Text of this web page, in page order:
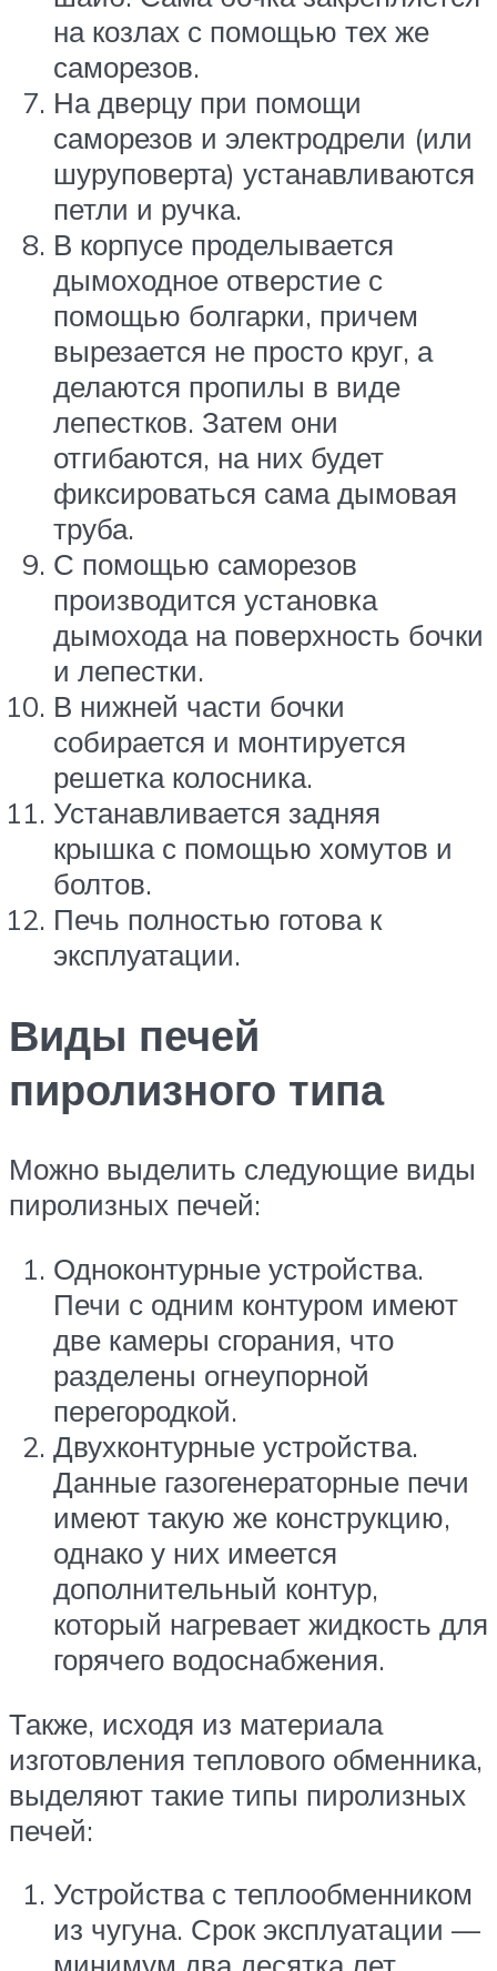
на козлах с помощью тех же
саморезов.
На дверцу при помощи
саморезов и электродрели (или
шуруповерта) устанавливаются
петли и ручка.
В корпусе проделывается
дымоходное отверстие с
помощью болгарки, причем
вырезается не просто круг, а
делаются пропилы в виде
лепестков. Затем они
отгибаются, на них будет
фиксироваться сама дымовая
труба.
С помощью саморезов
производится установка
дымохода на поверхность бочки
и лепестки.
В нижней части бочки
собирается и монтируется
решетка колосника.
Устанавливается задняя
крышка с помощью хомутов и
болтов.
Печь полностью готова к
эксплуатации.
Виды печей
пиролизного типа
Можно выделить следующие виды
пиролизных печей:
Одноконтурные устройства.
Печи с одним контуром имеют
две камеры сгорания, что
разделены огнеупорной
перегородкой.
Двухконтурные устройства.
Данные газогенераторные печи
имеют такую же конструкцию,
однако у них имеется
дополнительный контур,
который нагревает жидкость для
горячего водоснабжения.
Также, исходя из материала
изготовления теплового обменника,
выделяют такие типы пиролизных
печей:
Устройства с теплообменником
из чугуна. Срок эксплуатации —